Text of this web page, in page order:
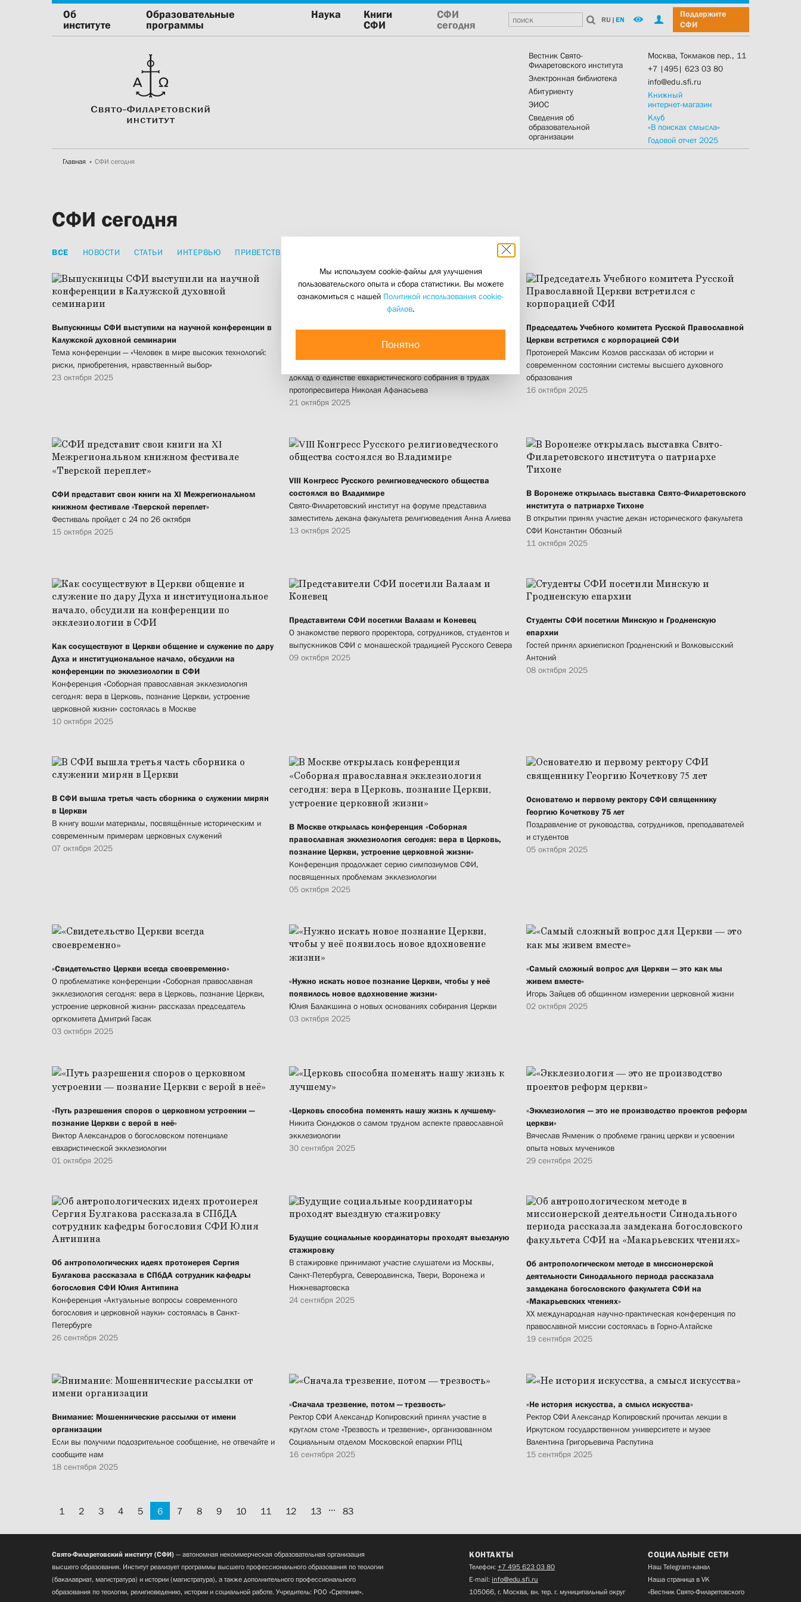
Об
институте
Образовательные
программы
Наука
Книги
СФИ
СФИ
сегодня
RU | EN
Поддержите
СФИ
Вестник Свято-
Филаретовского института
Электронная библиотека
Абитуриенту
ЭИОС
Сведения об
образовательной
организации
Москва, Токмаков пер., 11
+7 |495| 623 03 80
info@edu.sfi.ru
Книжный
интернет-магазин
Клуб
«В поисках смысла»
Годовой отчет 2025
Главная СФИ сегодня
СФИ сегодня
ВСЕ НОВОСТИ СТАТЬИ ИНТЕРВЬЮ ПРИВЕТСТВИЯ
Выпускницы СФИ выступили на научной конференции в
Калужской духовной семинарии
Тема конференции — «Человек в мире высоких технологий:
риски, приобретения, нравственный выбор»
23 октября 2025
Ежегодная Всероссийская Покровская научная
конференция состоялась в Московской духовной
доклад о единстве евхаристического собрания в трудах
протопресвитера Николая Афанасьева
21 октября 2025
Председатель Учебного комитета Русской Православной
Церкви встретился с корпорацией СФИ
Протоиерей Максим Козлов рассказал об истории и
современном состоянии системы высшего духовного
образования
16 октября 2025
СФИ представит свои книги на XI Межрегиональном
книжном фестивале «Тверской переплет»
Фестиваль пройдет с 24 по 26 октября
15 октября 2025
VIII Конгресс Русского религиоведческого общества
состоялся во Владимире
Свято-Филаретовский институт на форуме представила
заместитель декана факультета религиоведения Анна Алиева
13 октября 2025
В Воронеже открылась выставка Свято-Филаретовского
института о патриархе Тихоне
В открытии принял участие декан исторического факультета
СФИ Константин Обозный
11 октября 2025
Как сосуществуют в Церкви общение и служение по дару
Духа и институциональное начало, обсудили на
конференции по экклезиологии в СФИ
Конференция «Соборная православная экклезиология
сегодня: вера в Церковь, познание Церкви, устроение
церковной жизни» состоялась в Москве
10 октября 2025
Представители СФИ посетили Валаам и Коневец
О знакомстве первого проректора, сотрудников, студентов и
выпускников СФИ с монашеской традицией Русского Севера
09 октября 2025
Студенты СФИ посетили Минскую и Гродненскую
епархии
Гостей принял архиепископ Гродненский и Волковысский
Антоний
08 октября 2025
В СФИ вышла третья часть сборника о служении мирян
в Церкви
В книгу вошли материалы, посвящённые историческим и
современным примерам церковных служений
07 октября 2025
В Москве открылась конференция «Соборная
православная экклезиология сегодня: вера в Церковь,
познание Церкви, устроение церковной жизни»
Конференция продолжает серию симпозиумов СФИ,
посвященных проблемам экклезиологии
05 октября 2025
Основателю и первому ректору СФИ священнику
Георгию Кочеткову 75 лет
Поздравление от руководства, сотрудников, преподавателей
и студентов
05 октября 2025
«Свидетельство Церкви всегда своевременно»
О проблематике конференции «Соборная православная
экклезиология сегодня: вера в Церковь, познание Церкви,
устроение церковной жизни» рассказал председатель
оргкомитета Дмитрий Гасак
03 октября 2025
«Нужно искать новое познание Церкви, чтобы у неё
появилось новое вдохновение жизни»
Юлия Балакшина о новых основаниях собирания Церкви
03 октября 2025
«Самый сложный вопрос для Церкви — это как мы
живем вместе»
Игорь Зайцев об общинном измерении церковной жизни
02 октября 2025
«Путь разрешения споров о церковном устроении —
познание Церкви с верой в неё»
Виктор Александров о богословском потенциале
евхаристической экклезиологии
01 октября 2025
«Церковь способна поменять нашу жизнь к лучшему»
Никита Сюндюков о самом трудном аспекте православной
экклезиологии
30 сентября 2025
«Экклезиология — это не производство проектов реформ
церкви»
Вячеслав Ячменик о проблеме границ церкви и усвоении
опыта новых мучеников
29 сентября 2025
Об антропологических идеях протоиерея Сергия
Булгакова рассказала в СПбДА сотрудник кафедры
богословия СФИ Юлия Антипина
Конференция «Актуальные вопросы современного
богословия и церковной науки» состоялась в Санкт-
Петербурге
26 сентября 2025
Будущие социальные координаторы проходят выездную
стажировку
В стажировке принимают участие слушатели из Москвы,
Санкт-Петербурга, Северодвинска, Твери, Воронежа и
Нижневартовска
24 сентября 2025
Об антропологическом методе в миссионерской
деятельности Синодального периода рассказала
замдекана богословского факультета СФИ на
«Макарьевских чтениях»
XX международная научно-практическая конференция по
православной миссии состоялась в Горно-Алтайске
19 сентября 2025
Внимание: Мошеннические рассылки от имени
организации
Если вы получили подозрительное сообщение, не отвечайте и
сообщите нам
18 сентября 2025
«Сначала трезвение, потом — трезвость»
Ректор СФИ Александр Копировский принял участие в
круглом столе «Трезвость и трезвение», организованном
Социальным отделом Московской епархии РПЦ
16 сентября 2025
«Не история искусства, а смысл искусства»
Ректор СФИ Александр Копировский прочитал лекции в
Иркутском государственном университете и музее
Валентина Григорьевича Распутина
15 сентября 2025
1 2 3 4 5 6 7 8 9 10 11 12 13 ... 83
Мы используем cookie-файлы для улучшения
пользовательского опыта и сбора статистики. Вы можете
ознакомиться с нашей Политикой использования cookie-
файлов.
Понятно
Свято-Филаретовский институт (СФИ) — автономная некоммерческая образовательная организация
высшего образования. Институт реализует программы высшего профессионального образования по теологии
(бакалавриат, магистратура) и истории (магистратура), а также дополнительного профессионального
образования по теологии, религиоведению, истории и социальной работе. Учредитель: РОО «Сретение».
КОНТАКТЫ
Телефон: +7 495 623 03 80
E-mail: info@edu.sfi.ru
105066, г. Москва, вн. тер. г. муниципальный округ
СОЦИАЛЬНЫЕ СЕТИ
Наш Telegram-канал
Наша страница в VK
«Вестник Свято-Филаретовского